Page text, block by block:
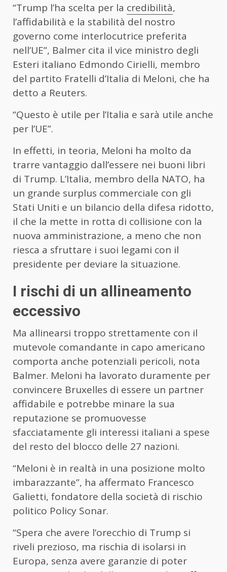
“Trump l’ha scelta per la credibilità,
l’affidabilità e la stabilità del nostro
governo come interlocutrice preferita
nell’UE”, Balmer cita il vice ministro degli
Esteri italiano Edmondo Cirielli, membro
del partito Fratelli d’Italia di Meloni, che ha
detto a Reuters.
“Questo è utile per l’Italia e sarà utile anche
per l’UE”.
In effetti, in teoria, Meloni ha molto da
trarre vantaggio dall’essere nei buoni libri
di Trump. L’Italia, membro della NATO, ha
un grande surplus commerciale con gli
Stati Uniti e un bilancio della difesa ridotto,
il che la mette in rotta di collisione con la
nuova amministrazione, a meno che non
riesca a sfruttare i suoi legami con il
presidente per deviare la situazione.
I rischi di un allineamento
eccessivo
Ma allinearsi troppo strettamente con il
mutevole comandante in capo americano
comporta anche potenziali pericoli, nota
Balmer. Meloni ha lavorato duramente per
convincere Bruxelles di essere un partner
affidabile e potrebbe minare la sua
reputazione se promuovesse
sfacciatamente gli interessi italiani a spese
del resto del blocco delle 27 nazioni.
“Meloni è in realtà in una posizione molto
imbarazzante”, ha affermato Francesco
Galietti, fondatore della società di rischio
politico Policy Sonar.
“Spera che avere l’orecchio di Trump si
riveli prezioso, ma rischia di isolarsi in
Europa, senza avere garanzie di poter